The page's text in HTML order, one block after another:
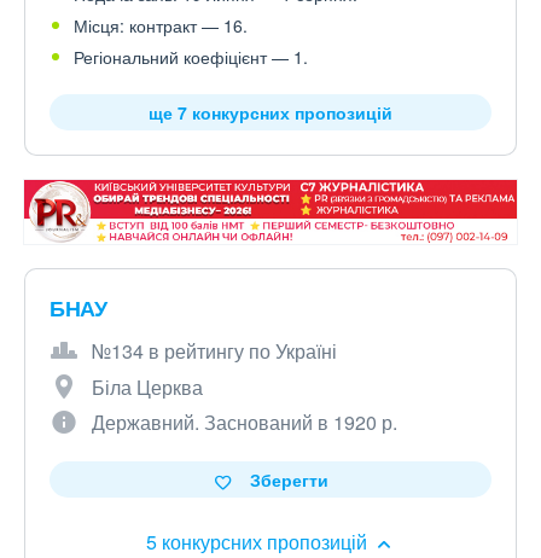
Місця: контракт — 16.
Регіональний коефіцієнт — 1.
ще 7 конкурсних пропозицій
БНАУ
№134 в рейтингу по Україні
Біла Церква
Державний. Заснований в 1920 р.
5 конкурсних пропозицій
Зберегти